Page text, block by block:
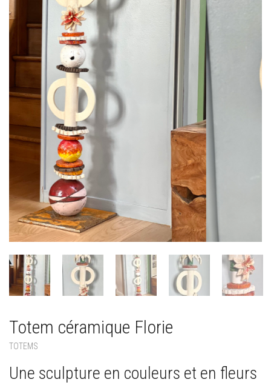
Totem céramique Florie
TOTEMS
Une sculpture en couleurs et en fleurs